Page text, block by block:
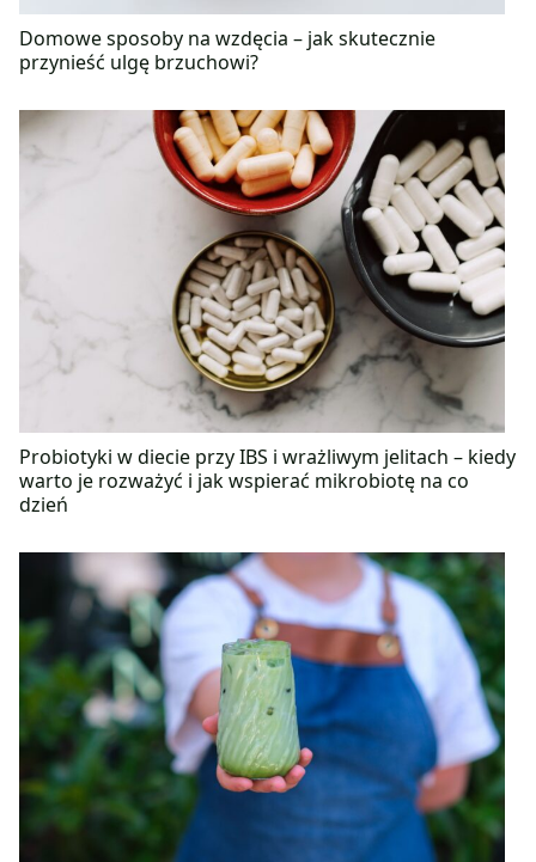
Domowe sposoby na wzdęcia – jak skutecznie
przynieść ulgę brzuchowi?
Probiotyki w diecie przy IBS i wrażliwym jelitach – kiedy
warto je rozważyć i jak wspierać mikrobiotę na co
dzień